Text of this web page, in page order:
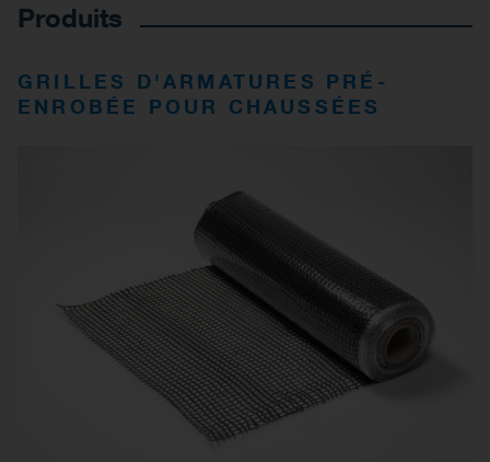
Produits
GRILLES D'ARMATURES PRÉ-
ENROBÉE POUR CHAUSSÉES